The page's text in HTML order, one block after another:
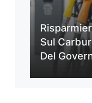
Sul
Del